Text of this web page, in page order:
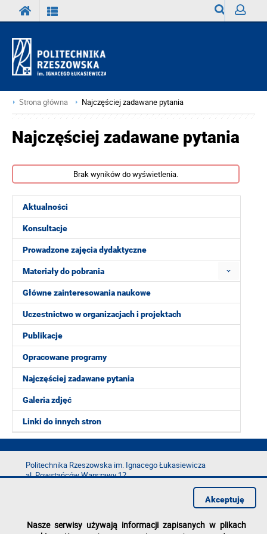
Strona główna Najczęściej zadawane pytania
Aktualności
Konsultacje
Prowadzone zajęcia dydaktyczne
Materiały do pobrania
Główne zainteresowania naukowe
Uczestnictwo w organizacjach i projektach
Publikacje
Opracowane programy
Najczęściej zadawane pytania
Galeria zdjęć
Linki do innych stron
Najczęściej zadawane pytania
Brak wyników do wyświetlenia.
Politechnika Rzeszowska im. Ignacego Łukasiewicza
al. Powstańców Warszawy 12
e-mail:kancelaria@prz.edu.pl
Nasze serwisy używają informacji zapisanych w plikach
Akceptuję